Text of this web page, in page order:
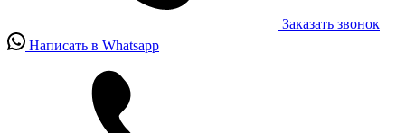
Заказать звонок
Написать в Whatsapp